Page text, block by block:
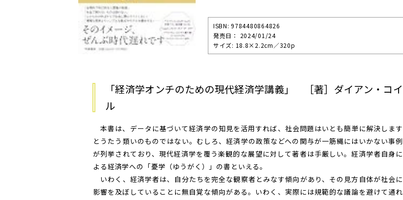
ISBN: 9784480864826
発売⽇： 2024/01/24
サイズ: 18.8×2.2cm／320p
「経済学オンチのための現代経済学講義」 ［著］ダイアン・コイ
ル
本書は、データに基づいて経済学の知見を活用すれば、社会問題はいとも簡単に解決します
とうたう類いのものではない。むしろ、経済学の政策などへの関与が一筋縄にはいかない事例
が列挙されており、現代経済学を覆う楽観的な展望に対して著者は手厳しい。経済学者自身に
よる経済学への「憂学（ゆうがく）」の書といえる。
いわく、経済学者は、自分たちを完全な観察者とみなす傾向があり、その見方自体が社会に
影響を及ぼしていることに無自覚な傾向がある。いわく、実際には規範的な議論を避けて通れ